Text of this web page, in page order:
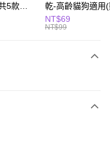
可於會員專區綁定中華電信
5款可
乾-高齡貓狗適用
10g/櫻桃鴨肉8g)
NT$69
NT$99